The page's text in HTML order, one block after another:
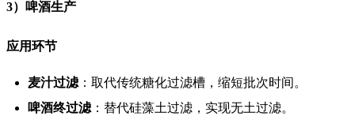
3）啤酒生产
应用环节
麦汁过滤 ：取代传统糖化过滤槽，缩短批次时间。
啤酒终过滤 ：替代硅藻土过滤，实现无土过滤。